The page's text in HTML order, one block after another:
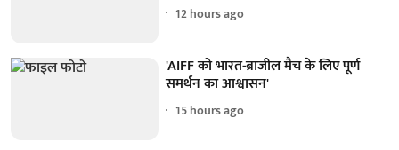
12 hours ago
'AIFF को भारत-ब्राजील मैच के लिए पूर्ण
समर्थन का आश्वासन'
15 hours ago